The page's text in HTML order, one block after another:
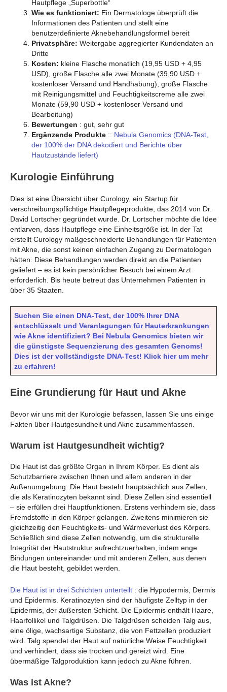
Hautpflege „Superbottle“
Wie es funktioniert: Ein Dermatologe überprüft die
Informationen des Patienten und stellt eine
benutzerdefinierte Aknebehandlungsformel bereit
Privatsphäre: Weitergabe aggregierter Kundendaten an
Dritte
Kosten: kleine Flasche monatlich (19,95 USD + 4,95
USD), große Flasche alle zwei Monate (39,90 USD +
kostenloser Versand und Handhabung), große Flasche
mit Reinigungsmittel und Feuchtigkeitscreme alle zwei
Monate (59,90 USD + kostenloser Versand und
Bearbeitung)
Bewertungen : gut, sehr gut
Ergänzende Produkte :: Nebula Genomics (DNA-Test,
der 100% der DNA dekodiert und Berichte über
Hautzustände liefert)
Kurologie Einführung
Dies ist eine Übersicht über Curology, ein Startup für
verschreibungspflichtige Hautpflegeprodukte, das 2014 von Dr.
David Lortscher gegründet wurde. Dr. Lortscher möchte die Idee
entlarven, dass Hautpflege eine Einheitsgröße ist. In der Tat
erstellt Curology maßgeschneiderte Behandlungen für Patienten
mit Akne, die sonst keinen einfachen Zugang zu Dermatologen
hätten. Diese Behandlungen werden direkt an die Patienten
geliefert – es ist kein persönlicher Besuch bei einem Arzt
erforderlich. Bis heute betreut das Unternehmen Patienten in
über 35 Staaten.
Suchen Sie einen DNA-Test, der 100% Ihrer DNA
entschlüsselt und Veranlagungen für Hauterkrankungen
wie Akne identifiziert? Bei Nebula Genomics bieten wir
die günstigste Sequenzierung des gesamten Genoms!
Dies ist der vollständigste DNA-Test! Klick hier um mehr
zu erfahren!
Eine Grundierung für Haut und Akne
Bevor wir uns mit der Kurologie befassen, lassen Sie uns einige
Fakten über Hautgesundheit und Akne zusammenfassen.
Warum ist Hautgesundheit wichtig?
Die Haut ist das größte Organ in Ihrem Körper. Es dient als
Schutzbarriere zwischen Ihnen und allem anderen in der
Außenumgebung. Die Haut besteht hauptsächlich aus Zellen,
die als Keratinozyten bekannt sind. Diese Zellen sind essentiell
– sie erfüllen drei Hauptfunktionen. Erstens verhindern sie, dass
Fremdstoffe in den Körper gelangen. Zweitens minimieren sie
gleichzeitig den Feuchtigkeits- und Wärmeverlust des Körpers.
Schließlich sind diese Zellen notwendig, um die strukturelle
Integrität der Hautstruktur aufrechtzuerhalten, indem enge
Bindungen untereinander und mit anderen Zellen, aus denen
die Haut besteht, gebildet werden.
Die Haut ist in drei Schichten unterteilt : die Hypodermis, Dermis
und Epidermis. Keratinozyten sind der häufigste Zelltyp in der
Epidermis, der äußersten Schicht. Die Epidermis enthält Haare,
Haarfollikel und Talgdrüsen. Die Talgdrüsen scheiden Talg aus,
eine ölige, wachsartige Substanz, die von Fettzellen produziert
wird. Talg spendet der Haut auf natürliche Weise Feuchtigkeit
und verhindert, dass sie trocken und gereizt wird. Eine
übermäßige Talgproduktion kann jedoch zu Akne führen.
Was ist Akne?